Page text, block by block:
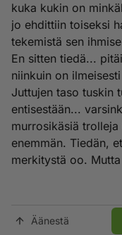
kuka kukin on
jo ehdittiin toiseksi
tekemistä sen
En sitten tiedä...
niinkuin on
Juttujen taso tuskin
entisestään...
murrosikäsiä
enemmän. Tiedän,
merkitystä oo.
Äänestä